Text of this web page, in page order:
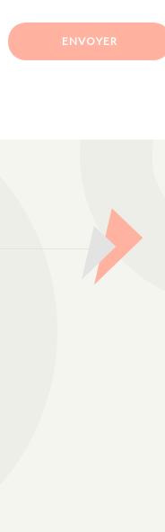
ENVOYER